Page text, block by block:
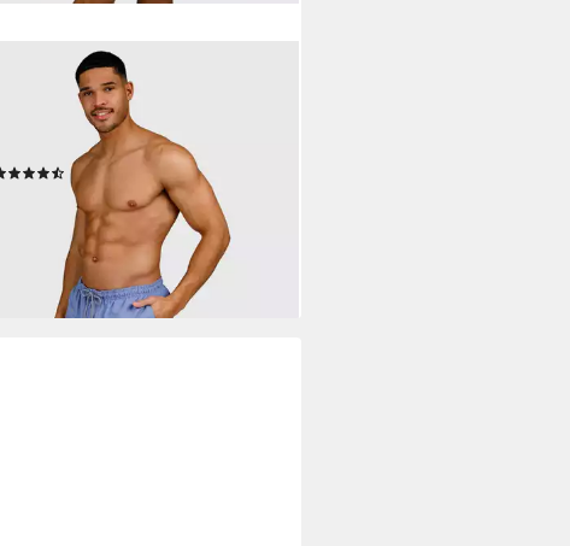
Badeshorts HESTER MEN SWIM
SHORTS mit funktionellen Taschen,
schnelltrocknend
(8)
ab 19,99 € 29,99 €
lieferbar - in 1-2 Werktagen bei dir